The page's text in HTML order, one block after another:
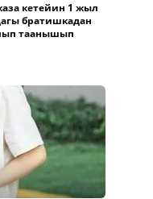
кетейин 1 жыл
братишкадан
таанышып